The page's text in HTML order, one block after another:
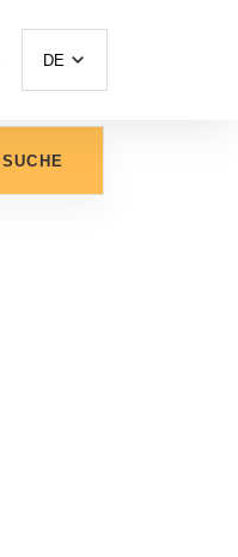
DE
SUCHE